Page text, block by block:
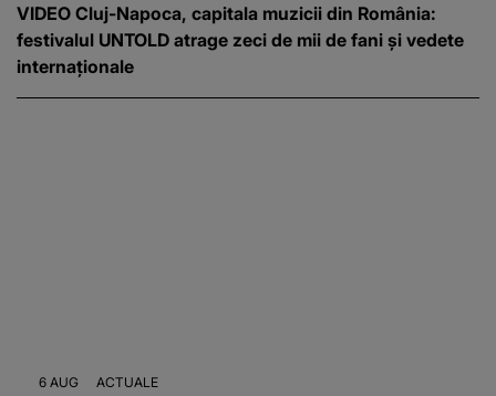
VIDEO Cluj-Napoca, capitala muzicii din România:
festivalul UNTOLD atrage zeci de mii de fani și vedete
internaționale
6 AUG ACTUALE